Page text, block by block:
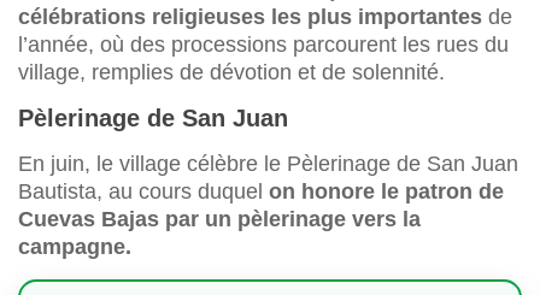
célébrations religieuses les plus importantes de
l’année, où des processions parcourent les rues du
village, remplies de dévotion et de solennité.
Pèlerinage de San Juan
En juin, le village célèbre le Pèlerinage de San Juan
Bautista, au cours duquel on honore le patron de
Cuevas Bajas par un pèlerinage vers la
campagne.